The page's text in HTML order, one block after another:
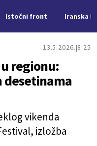
Istočni front Iranska
13.5.2026. 8:25
regionu:
desetinama
vikenda
izložba